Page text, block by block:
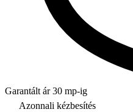
Garantált ár 30 mp-ig
Azonnali kézbesítés